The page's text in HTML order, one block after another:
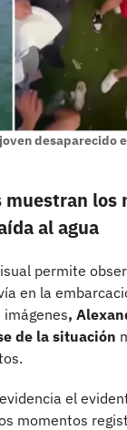
desaparecido
muestran los
al agua
permite
en la
,
de la situación
el
momentos